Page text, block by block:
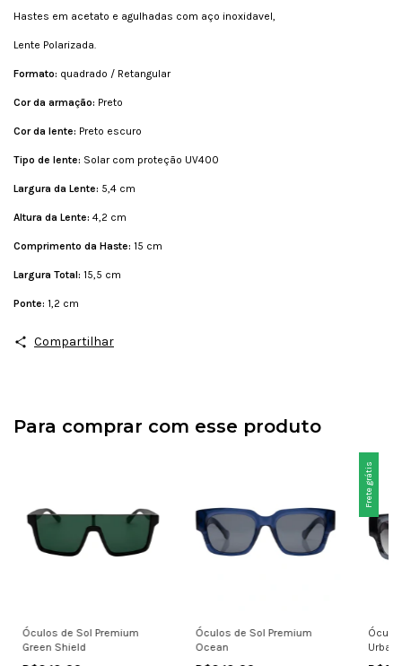
Hastes em acetato e agulhadas com aço inoxidavel,
Lente Polarizada.
Formato: quadrado / Retangular
Cor da armação: Preto
Cor da lente: Preto escuro
Tipo de lente: Solar com proteção UV400
Largura da Lente: 5,4 cm
Altura da Lente: 4,2 cm
Comprimento da Haste: 15 cm
Largura Total: 15,5 cm
Ponte: 1,2 cm
Compartilhar
Para comprar com esse produto
Óculos de Sol Premium
Green Shield
Óculos de Sol Premium
Ocean
Frete grátis
Urban